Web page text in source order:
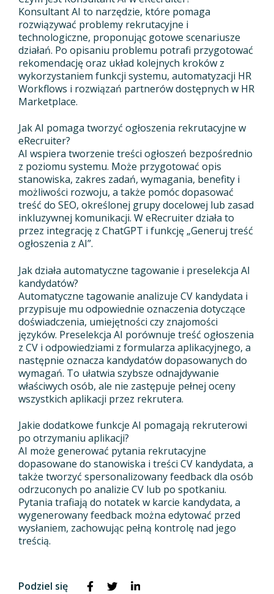
Konsultant AI to narzędzie, które pomaga
rozwiązywać problemy rekrutacyjne i
technologiczne, proponując gotowe scenariusze
działań. Po opisaniu problemu potrafi przygotować
rekomendację oraz układ kolejnych kroków z
wykorzystaniem funkcji systemu, automatyzacji HR
Workflows i rozwiązań partnerów dostępnych w HR
Marketplace.
Jak AI pomaga tworzyć ogłoszenia rekrutacyjne w
eRecruiter?
AI wspiera tworzenie treści ogłoszeń bezpośrednio
z poziomu systemu. Może przygotować opis
stanowiska, zakres zadań, wymagania, benefity i
możliwości rozwoju, a także pomóc dopasować
treść do SEO, określonej grupy docelowej lub zasad
inkluzywnej komunikacji. W eRecruiter działa to
przez integrację z ChatGPT i funkcję „Generuj treść
ogłoszenia z AI”.
Jak działa automatyczne tagowanie i preselekcja AI
kandydatów?
Automatyczne tagowanie analizuje CV kandydata i
przypisuje mu odpowiednie oznaczenia dotyczące
doświadczenia, umiejętności czy znajomości
języków. Preselekcja AI porównuje treść ogłoszenia
z CV i odpowiedziami z formularza aplikacyjnego, a
następnie oznacza kandydatów dopasowanych do
wymagań. To ułatwia szybsze odnajdywanie
właściwych osób, ale nie zastępuje pełnej oceny
wszystkich aplikacji przez rekrutera.
Jakie dodatkowe funkcje AI pomagają rekruterowi
po otrzymaniu aplikacji?
AI może generować pytania rekrutacyjne
dopasowane do stanowiska i treści CV kandydata, a
także tworzyć spersonalizowany feedback dla osób
odrzuconych po analizie CV lub po spotkaniu.
Pytania trafiają do notatek w karcie kandydata, a
wygenerowany feedback można edytować przed
wysłaniem, zachowując pełną kontrolę nad jego
treścią.
Podziel się